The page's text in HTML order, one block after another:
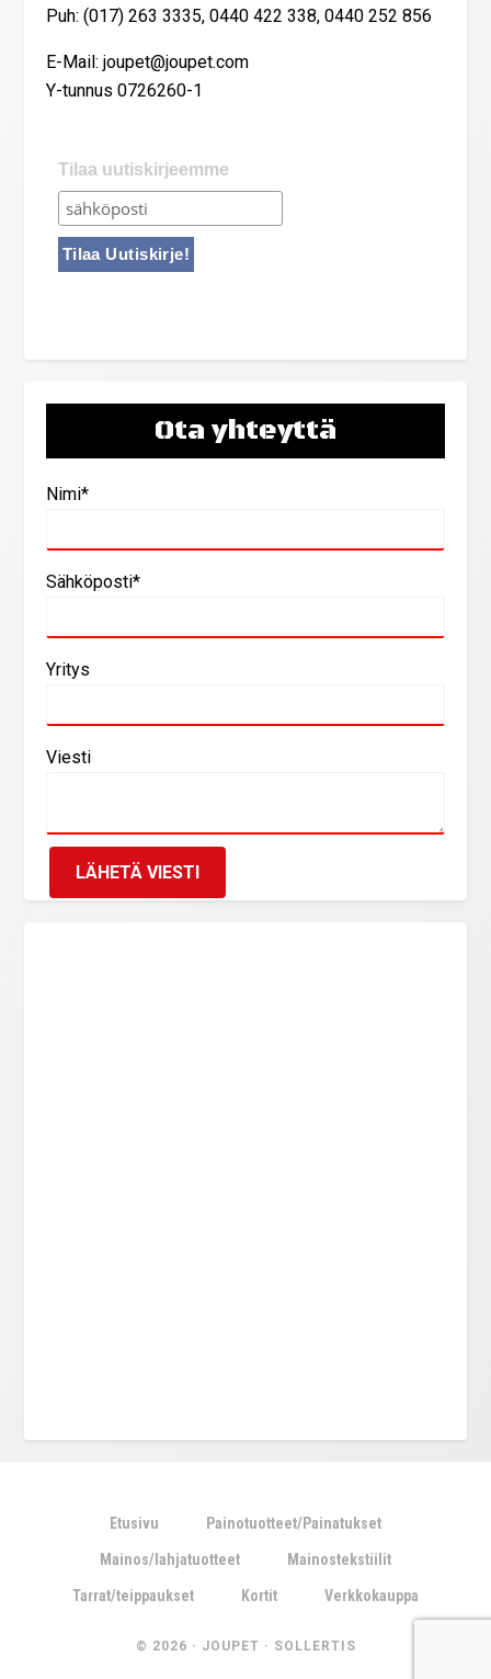
Puh: (017) 263 3335, 0440 422 338, 0440 252 856
E-Mail: joupet@joupet.com
Y-tunnus 0726260-1
Tilaa uutiskirjeemme
Ota yhteyttä
Nimi*
Sähköposti*
Yritys
Viesti
Etusivu Painotuotteet/Painatukset
Mainos/lahjatuotteet Mainostekstiilit
Tarrat/teippaukset Kortit Verkkokauppa
© 2026 · JOUPET · SOLLERTIS